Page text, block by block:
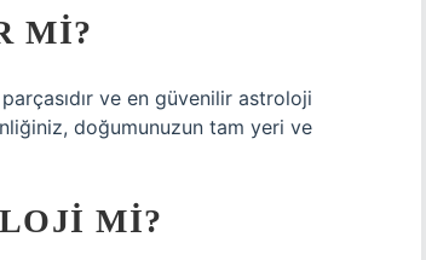
MI?
ve en güvenilir astroloji
doğumunuzun tam yeri ve
MI?